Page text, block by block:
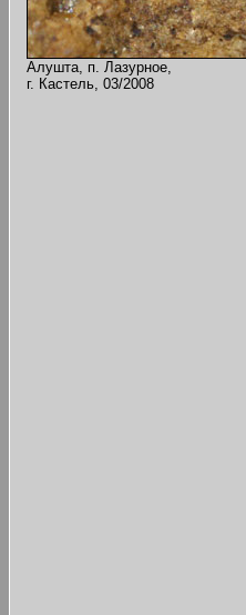
Алушта, п. Лазурное,
г. Кастель, 03/2008